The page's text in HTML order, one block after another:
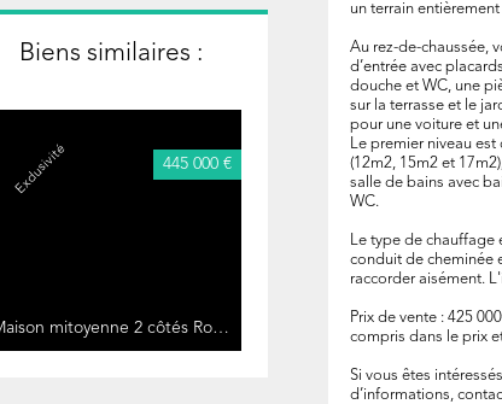
Biens similaires :
Exclusivité 445 000 €
Maison mitoyenne 2 côtés Roussy-le-Village
un terrain
Au rez-de-chaussée,
d’entrée avec
douche et WC, une
sur la terrasse et le
pour une voiture et
Le premier niveau
(12m2, 15m2 et
salle de bains avec
WC.
Le type de chauffage
conduit de cheminée
raccorder aisément.
Prix de vente : 425
compris dans le prix
Si vous êtes
d’informations,